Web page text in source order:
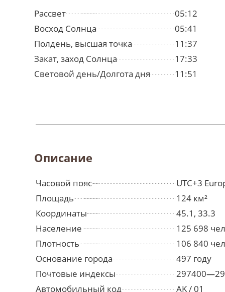
Рассвет
05:12
Восход Солнца
05:41
Полдень, высшая точка
11:37
Закат, заход Солнца
17:33
Световой день/Долгота дня
11:51
Описание
Часовой пояс
UTC+3
Площадь
124 км²
Координаты
45.1, 33.3
Население
125 698
Плотность
106 840
Основание города
497 году
Почтовые индексы
Автомобильный код
AK / 01